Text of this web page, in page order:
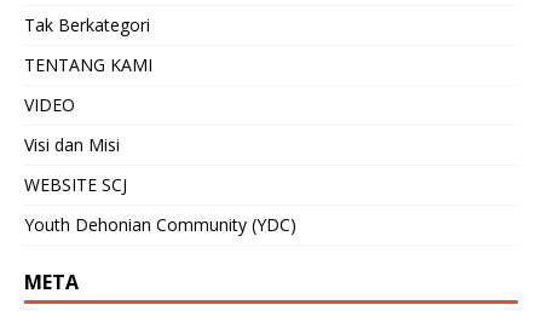
Tak Berkategori
TENTANG KAMI
VIDEO
Visi dan Misi
WEBSITE SCJ
Youth Dehonian Community (YDC)
META